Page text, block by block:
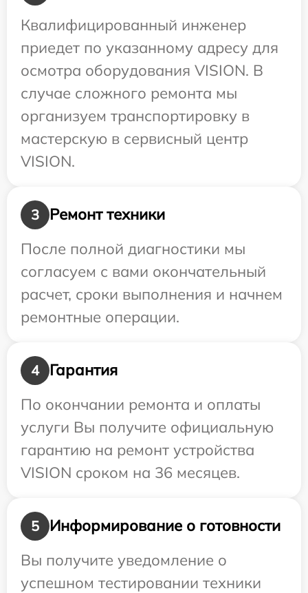
Квалифицированный инженер
приедет по указанному адресу для
осмотра оборудования VISION. В
случае сложного ремонта мы
организуем транспортировку в
мастерскую в сервисный центр
VISION.
3
Ремонт техники
После полной диагностики мы
согласуем с вами окончательный
расчет, сроки выполнения и начнем
ремонтные операции.
4
Гарантия
По окончании ремонта и оплаты
услуги Вы получите официальную
гарантию на ремонт устройства
VISION сроком на 36 месяцев.
5
Информирование о готовности
Вы получите уведомление о
успешном тестировании техники